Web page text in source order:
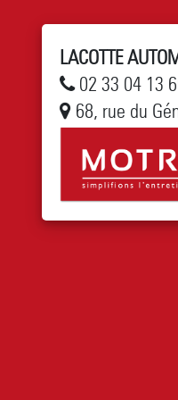
LACOTTE
02 33 04 13
68, rue du